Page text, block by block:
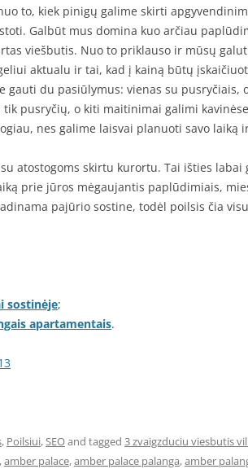
to, kiek pinigų galime skirti
Galbūt mus domina kuo arčiau
viešbutis. Nuo to priklauso ir mūsų
aktualu ir tai, kad į kainą būtų
gauti du pasiūlymus: vienas su pusryčiais,
tik pusryčių, o kiti maitinimai galimi
nes galime laisvai planuoti savo laiką
atostogoms skirtu kurortu. Tai išties labai
prie jūros mėgaujantis paplūdimiais,
pajūrio sostine, todėl poilsis čia
sostinėje;
apartamentais.
, Poilsiui,SEOand tagged 3 zvaigzduciu viesbutis
,amber palace,amber palace palanga,amber